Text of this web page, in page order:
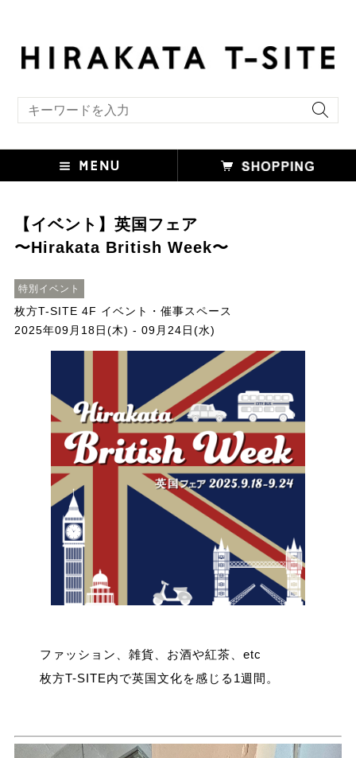
【イベント】英国フェア
〜Hirakata British Week〜
特別イベント
枚方T-SITE 4F イベント・催事スペース
2025年09月18日(木) - 09月24日(水)
ファッション、雑貨、お酒や紅茶、etc
枚方T-SITE内で英国文化を感じる1週間。